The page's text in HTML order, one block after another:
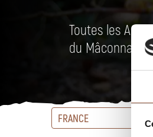
Toutes les
du Mâconnais
FRANCE